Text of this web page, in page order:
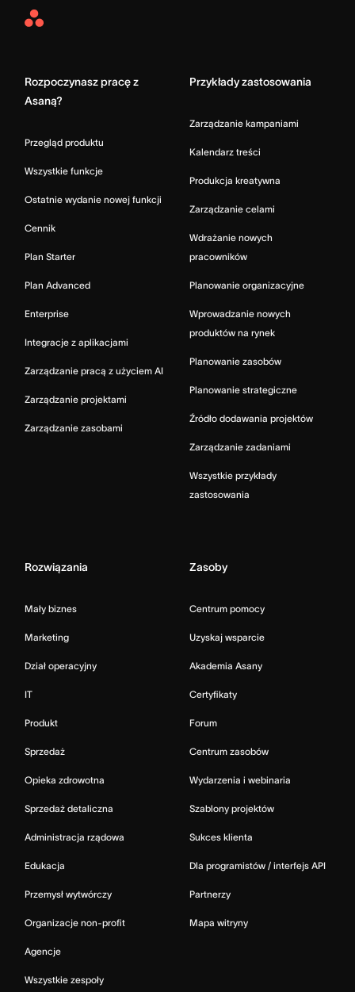
Asana
Rozpoczynasz pracę z
Asaną?
Przegląd produktu
Wszystkie funkcje
Ostatnie wydanie nowej funkcji
Cennik
Plan Starter
Plan Advanced
Enterprise
Integracje z aplikacjami
Zarządzanie pracą z użyciem AI
Zarządzanie projektami
Zarządzanie zasobami
Przykłady zastosowania
Zarządzanie kampaniami
Kalendarz treści
Produkcja kreatywna
Zarządzanie celami
Wdrażanie nowych
pracowników
Planowanie organizacyjne
Wprowadzanie nowych
produktów na rynek
Planowanie zasobów
Planowanie strategiczne
Źródło dodawania projektów
Zarządzanie zadaniami
Wszystkie przykłady
zastosowania
Rozwiązania
Mały biznes
Marketing
Dział operacyjny
IT
Produkt
Sprzedaż
Opieka zdrowotna
Sprzedaż detaliczna
Administracja rządowa
Edukacja
Przemysł wytwórczy
Organizacje non-profit
Agencje
Wszystkie zespoły
Zasoby
Centrum pomocy
Uzyskaj wsparcie
Akademia Asany
Certyfikaty
Forum
Centrum zasobów
Wydarzenia i webinaria
Szablony projektów
Sukces klienta
Dla programistów / interfejs API
Partnerzy
Mapa witryny